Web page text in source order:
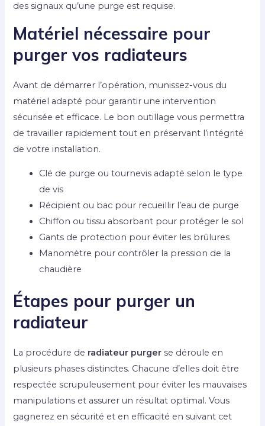
des signaux qu’une purge est requise.
Matériel nécessaire pour
purger vos radiateurs
Avant de démarrer l’opération, munissez-vous du
matériel adapté pour garantir une intervention
sécurisée et efficace. Le bon outillage vous permettra
de travailler rapidement tout en préservant l’intégrité
de votre installation.
Clé de purge ou tournevis adapté selon le type
de vis
Récipient ou bac pour recueillir l’eau de purge
Chiffon ou tissu absorbant pour protéger le sol
Gants de protection pour éviter les brûlures
Manomètre pour contrôler la pression de la
chaudière
Étapes pour purger un
radiateur
La procédure de radiateur purger se déroule en
plusieurs phases distinctes. Chacune d’elles doit être
respectée scrupuleusement pour éviter les mauvaises
manipulations et assurer un résultat optimal. Vous
gagnerez en sécurité et en efficacité en suivant cet